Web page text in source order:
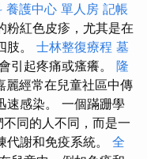
養護中心 單人房 記帳
粉紅色皮疹，尤其是在
肢。 士林整復療程 墓
引起疼痛或瘙癢。 隆
麗經常在兒童社區中傳
速感染。 一個蹣跚學
同的人不同，而是一
謝和免疫系統。 全